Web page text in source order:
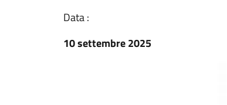
Data :
10 settembre 2025